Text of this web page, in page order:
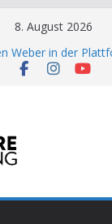
8. August 2026
Arzt aus Detroit
ist keine